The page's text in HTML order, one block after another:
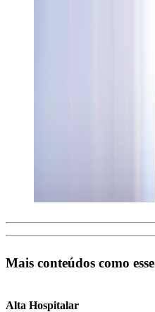
Mais conteúdos como esse
Alta Hospitalar